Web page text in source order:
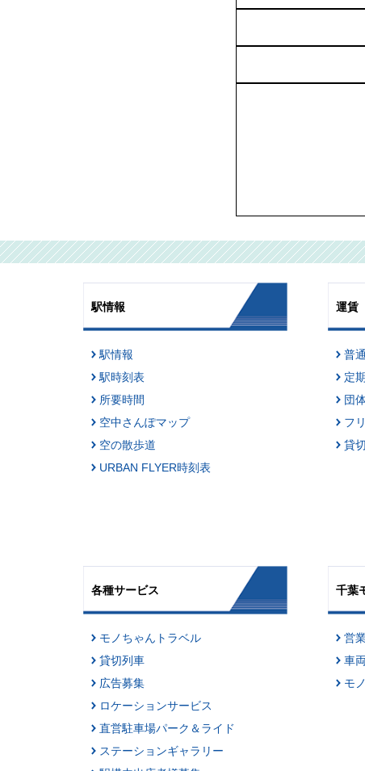
駅情報
駅情報
駅時刻表
所要時間
空中さんぽマップ
空の散歩道
URBAN FLYER時刻表
運賃
普
定
団
フ
貸
各種サービス
モノちゃんトラベル
貸切列車
広告募集
ロケーションサービス
直営駐車場パーク＆ライド
ステーションギャラリー
千葉
営
車
モ